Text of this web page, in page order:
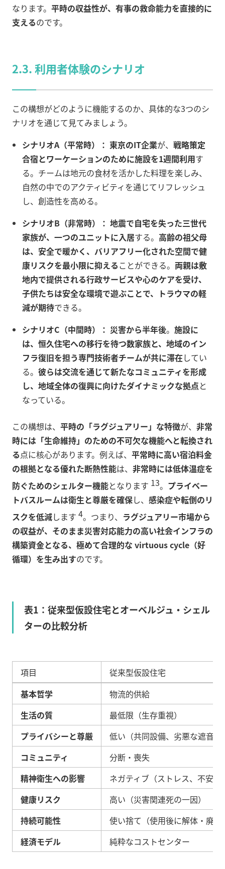
なります。 平時の収益性が、有事の救命能力を直接的に
支えるのです。
2.3. 利用者体験のシナリオ
この構想がどのように機能するのか、具体的な3つのシ
ナリオを通じて見てみましょう。
シナリオA（平常時）： 東京のIT企業が、 戦略策定
合宿とワーケーションのために施設を1週間利用す
る。チームは地元の食材を活かした料理を楽しみ、
自然の中でのアクティビティを通じてリフレッシュ
し、創造性を高める。
シナリオB（非常時）： 地震で自宅を失った三世代
家族が、一つのユニットに入居する。 高齢の祖父母
は、安全で暖かく、バリアフリー化された空間で健
康リスクを最小限に抑えることができる。 両親は敷
地内で提供される行政サービスや心のケアを受け、
子供たちは安全な環境で遊ぶことで、トラウマの軽
減が期待できる。
シナリオC（中間時）： 災害から半年後。 施設に
は、恒久住宅への移行を待つ数家族と、地域のイン
フラ復旧を担う専門技術者チームが共に滞在してい
る。 彼らは交流を通じて新たなコミュニティを形成
し、地域全体の復興に向けたダイナミックな拠点と
なっている。
この構想は、 平時の「ラグジュアリー」な特徴が、 非常
時には「生命維持」のための不可欠な機能へと転換され
る点に核心があります。例えば、 平常時に高い宿泊料金
の根拠となる優れた断熱性能は、 非常時には低体温症を
防ぐためのシェルター機能となります 13。 プライベー
トバスルームは衛生と尊厳を確保し、 感染症や転倒のリ
スクを低減します 4。つまり、 ラグジュアリー市場から
の収益が、そのまま災害対応能力の高い社会インフラの
構築資金となる、極めて合理的な virtuous cycle（好
循環）を生み出すのです。
表1：従来型仮設住宅とオーベルジュ・シェル
ターの比較分析
項目
従来型仮設住宅
基本哲学
物流的供給
生活の質
最低限（生存重視）
プライバシーと尊厳
低い（共同設備、劣悪な遮音性
コミュニティ
分断・喪失
精神衛生への影響
ネガティブ（ストレス、不安、
健康リスク
高い（災害関連死の一因）
持続可能性
使い捨て（使用後に解体・廃棄
経済モデル
純粋なコストセンター